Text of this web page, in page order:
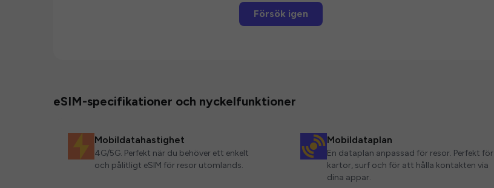
Försök igen
eSIM-specifikationer och nyckelfunktioner
Mobildatahastighet
4G/5G. Perfekt när du behöver ett enkelt
och pålitligt eSIM för resor utomlands.
Mobildataplan
En dataplan anpassad för resor. Perfekt för
kartor, surf och för att hålla kontakten via
dina appar.